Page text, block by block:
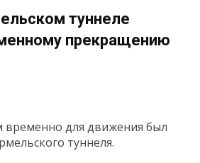
туннеле
прекращению
для движения был
туннеля.